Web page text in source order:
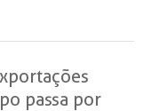
passa por